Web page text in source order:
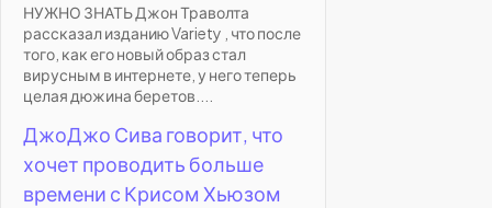
НУЖНО ЗНАТЬ Джон Траволта
рассказал изданию Variety , что после
того, как его новый образ стал
вирусным в интернете, у него теперь
целая дюжина беретов....
ДжоДжо Сива говорит, что
хочет проводить больше
времени с Крисом Хьюзом